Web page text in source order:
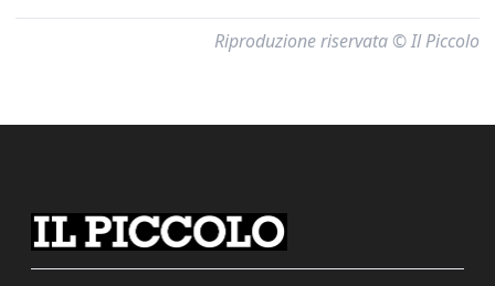
Riproduzione riservata © Il Piccolo